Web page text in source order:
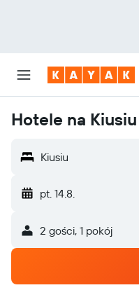
Hotele na Kiusiu
Kiusiu
pt. 14.8.
2 gości, 1 pokój